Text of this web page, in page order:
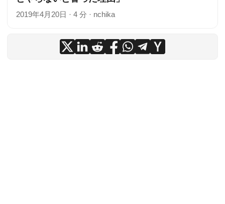
2019年4月20日 · 4 分 · nchika